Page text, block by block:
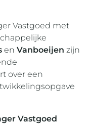
Vastgoed met
en Vanboeijen zijn
over een
Vastgoed